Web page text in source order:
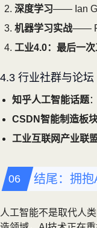
深度学习—— Ian
机器学习实战——
工业4.0：最后一
4.3 行业社群与论坛
知乎人工智能话题：
CSDN智能制造板
工业互联网产业联
结尾：拥
人工智能不是取代人